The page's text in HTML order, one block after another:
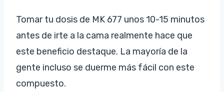
Tomar tu dosis de MK 677 unos 10-15 minutos
antes de irte a la cama realmente hace que
este beneficio destaque. La mayoría de la
gente incluso se duerme más fácil con este
compuesto.